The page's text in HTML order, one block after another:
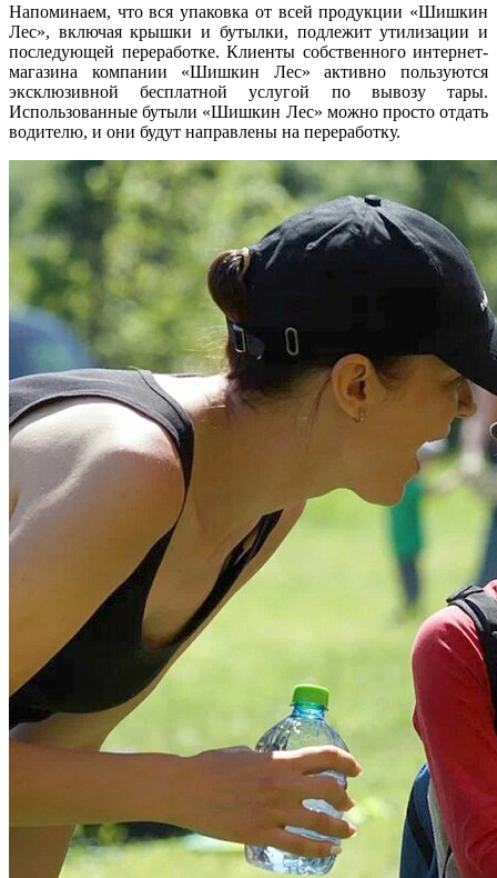
Напоминаем, что вся упаковка от всей продукции «Шишкин
Лес», включая крышки и бутылки, подлежит утилизации и
последующей переработке. Клиенты собственного интернет-
магазина компании «Шишкин Лес» активно пользуются
эксклюзивной бесплатной услугой по вывозу тары.
Использованные бутыли «Шишкин Лес» можно просто отдать
водителю, и они будут направлены на переработку.